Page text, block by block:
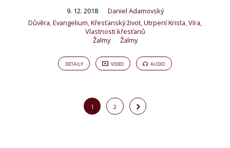
9. 12. 2018
Daniel Adamovský
Důvěra,Evangelium,Křesťanský život,Utrpení Krista,Víra,
Vlastnosti křesťanů
Žalmy
Žalmy
DETAILY VIDEO AUDIO
1 2